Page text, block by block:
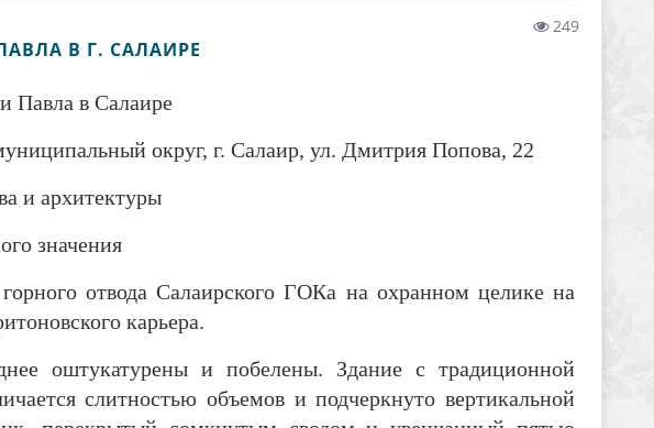
249
В Г. САЛАИРЕ
Павла в Салаире
округ, г. Салаир, ул. Дмитрия Попова, 22
и архитектуры
значения
отвода Салаирского ГОКа на охранном целике на
карьера.
оштукатурены и побелены. Здание с традиционной
слитностью объемов и подчеркнуто вертикальной